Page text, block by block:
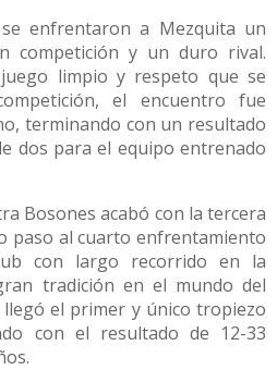
enfrentaron a Mezquita un
competición y un duro rival.
limpio y respeto que se
el encuentro fue
terminando con un resultado
dos para el equipo entrenado
Bosones acabó con la tercera
paso al cuarto enfrentamiento
con largo recorrido en la
tradición en el mundo del
el primer y único tropiezo
con el resultado de 12-33